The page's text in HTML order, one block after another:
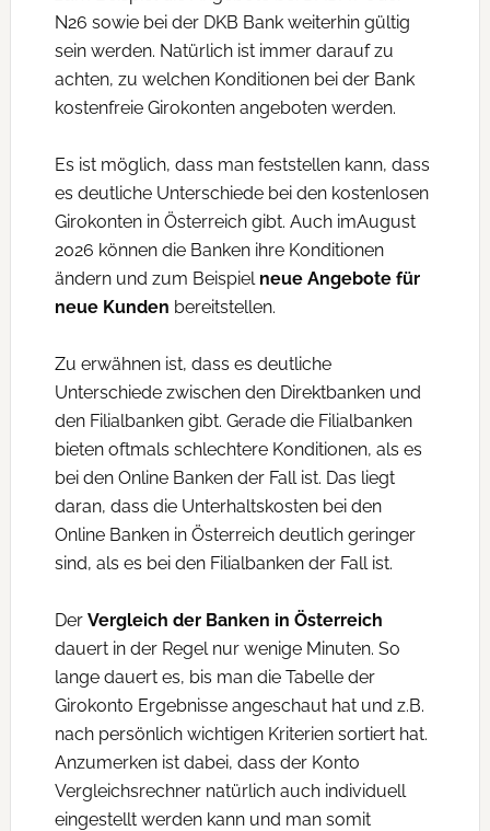
N26 sowie bei der DKB Bank weiterhin gültig
sein werden. Natürlich ist immer darauf zu
achten, zu welchen Konditionen bei der Bank
kostenfreie Girokonten angeboten werden.
Es ist möglich, dass man feststellen kann, dass
es deutliche Unterschiede bei den kostenlosen
Girokonten in Österreich gibt. Auch imAugust
2026 können die Banken ihre Konditionen
ändern und zum Beispiel neue Angebote für
neue Kunden bereitstellen.
Zu erwähnen ist, dass es deutliche
Unterschiede zwischen den Direktbanken und
den Filialbanken gibt. Gerade die Filialbanken
bieten oftmals schlechtere Konditionen, als es
bei den Online Banken der Fall ist. Das liegt
daran, dass die Unterhaltskosten bei den
Online Banken in Österreich deutlich geringer
sind, als es bei den Filialbanken der Fall ist.
Der Vergleich der Banken in Österreich
dauert in der Regel nur wenige Minuten. So
lange dauert es, bis man die Tabelle der
Girokonto Ergebnisse angeschaut hat und z.B.
nach persönlich wichtigen Kriterien sortiert hat.
Anzumerken ist dabei, dass der Konto
Vergleichsrechner natürlich auch individuell
eingestellt werden kann und man somit